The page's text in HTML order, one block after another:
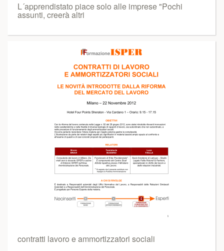
L´apprendistato piace solo alle imprese "Pochi
assunti, creerà altri
contratti lavoro e ammortizzatori sociali